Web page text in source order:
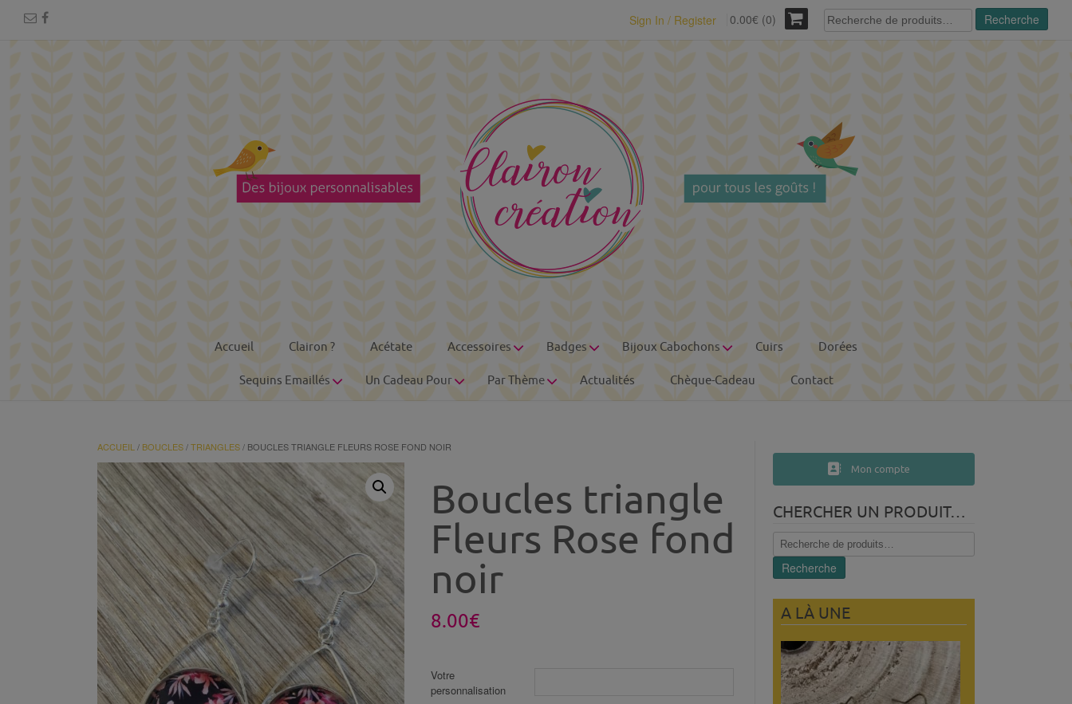
Sign In / Register 0.00€ (0)
Recherche
pour :
Recherche
Accueil Clairon ? Acétate Accessoires Badges Bijoux Cabochons Cuirs Dorées
Sequins Emaillés Un Cadeau Pour Par Thème Actualités Chèque-Cadeau Contact
ACCUEIL / BOUCLES/TRIANGLES/ BOUCLES TRIANGLE FLEURS ROSE FOND NOIR
Boucles triangle
Fleurs Rose fond
noir
8.00€
Votre
personnalisation
Mon compte
CHERCHER UN PRODUIT…
Recherche
pour :
Recherche
A LÀ UNE